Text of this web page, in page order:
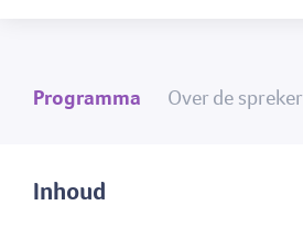
Programma Over de spreker
Inhoud